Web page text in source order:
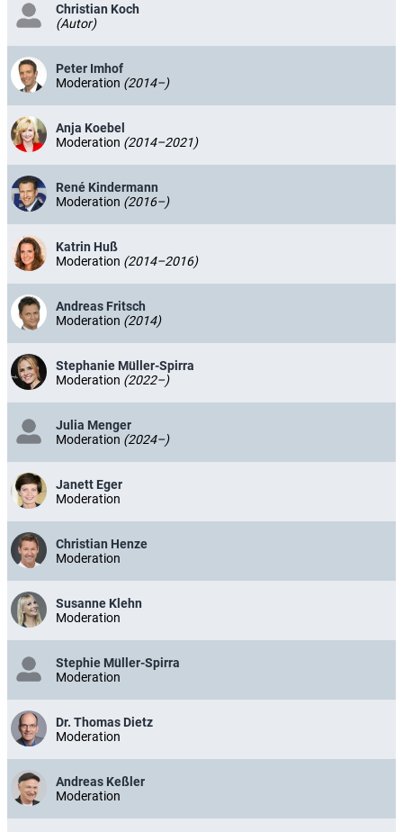
Christian Koch
(Autor)
Peter Imhof
Moderation (2014–)
Anja Koebel
Moderation (2014–2021)
René Kindermann
Moderation (2016–)
Katrin Huß
Moderation (2014–2016)
Andreas Fritsch
Moderation (2014)
Stephanie Müller-Spirra
Moderation (2022–)
Julia Menger
Moderation (2024–)
Janett Eger
Moderation
Christian Henze
Moderation
Susanne Klehn
Moderation
Stephie Müller-Spirra
Moderation
Dr. Thomas Dietz
Moderation
Andreas Keßler
Moderation